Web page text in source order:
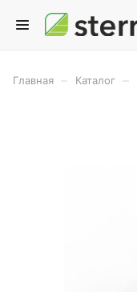
Главная Каталог